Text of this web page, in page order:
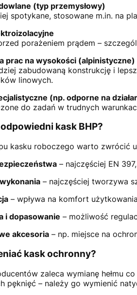
(typ przemysłowy)
spotykane, stosowane m.in. na
porażeniem prądem –
prac na wysokości (alpinistyczne)
zabudowaną konstrukcję i
linowych.
(np. odporne na
do zadań w trudnych
kask BHP?
kasku roboczego warto zwrócić
– najczęściej EN
– najczęściej tworzywa
– wpływa na komfort
i dopasowanie – możliwość
akcesoria – np. miejsce na
kask ochronny?
zaleca wymianę hełmu
pęknięć – należy go wymienić